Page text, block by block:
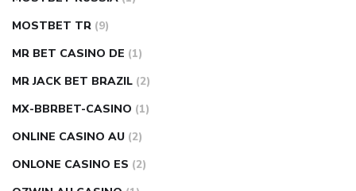
MOSTBET TR (9)
MR BET CASINO DE (1)
MR JACK BET BRAZIL (2)
MX-BBRBET-CASINO (1)
ONLINE CASINO AU (2)
ONLONE CASINO ES (2)